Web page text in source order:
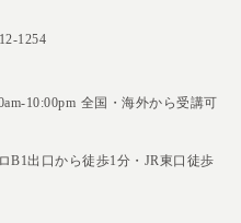
1254
10:00pm 全国・海外から受講可
B1出口から徒歩1分・JR東口徒歩